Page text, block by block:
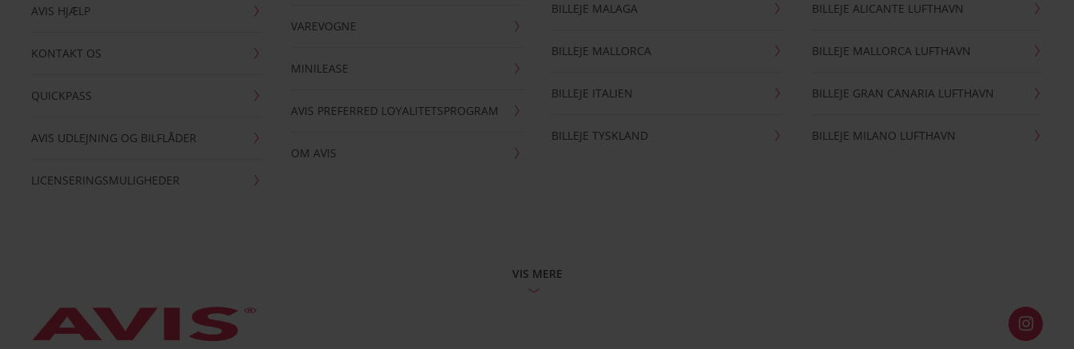
AVIS HJÆLP
KONTAKT OS
QUICKPASS
AVIS UDLEJNING OG BILFLÅDER
LICENSERINGSMULIGHEDER
VAREVOGNE
MINILEASE
AVIS PREFERRED LOYALITETSPROGRAM
OM AVIS
BILLEJE MALAGA
BILLEJE MALLORCA
BILLEJE ITALIEN
BILLEJE TYSKLAND
BILLEJE ALICANTE LUFTHAVN
BILLEJE MALLORCA LUFTHAVN
BILLEJE GRAN CANARIA LUFTHAVN
BILLEJE MILANO LUFTHAVN
VIS MERE